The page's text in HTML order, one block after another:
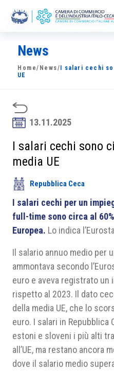
La Camera
News
Sviluppo Mercato
Soci
Partner
Progetti
Area riservata
News
Home/ News/ I salari cechi
UE
13.11.2025
I salari cechi sono
media UE
Repubblica Ceca
I salari cechi per un
full-time sono circa al
Europea. Lo indica
Il salario annuo medio per
ammontava secondo
euro e aveva registrato un
rispetto al 2023. Il dato
della media UE, che lo
euro. I salari in Repubblica
estoni e sloveni i più alti
all’UE, ma restano ancora
dove il salario medio